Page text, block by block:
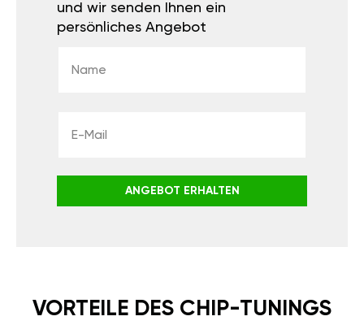
und wir senden Ihnen ein
persönliches Angebot
ANGEBOT ERHALTEN
VORTEILE DES CHIP-TUNINGS